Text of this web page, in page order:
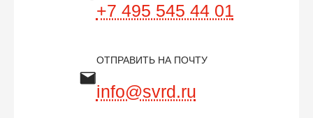
+7 495 545 44 01
ОТПРАВИТЬ НА ПОЧТУ
info@svrd.ru